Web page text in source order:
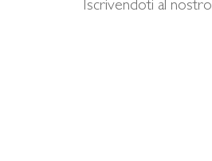
Iscrivendoti al